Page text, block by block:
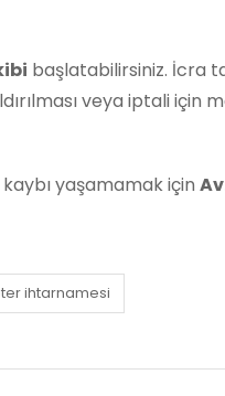
başlatabilirsiniz. İcra
veya iptali için
yaşamamak için
ihtarnamesi